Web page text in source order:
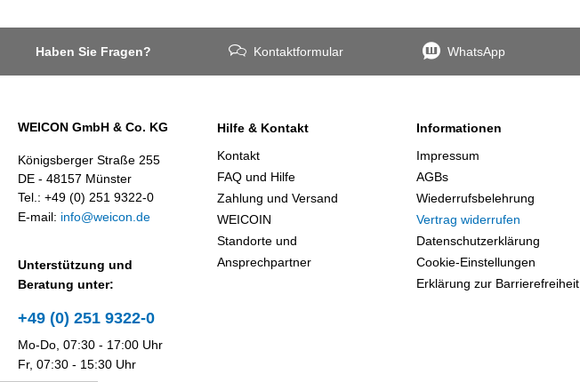
Haben Sie Fragen? Kontaktformular WhatsApp
WEICON GmbH & Co. KG
Königsberger Straße 255
DE - 48157 Münster
Tel.: +49 (0) 251 9322-0
E-mail: info@weicon.de
Unterstützung und
Beratung unter:
+49 (0) 251 9322-0
Mo-Do, 07:30 - 17:00 Uhr
Fr, 07:30 - 15:30 Uhr
Hilfe & Kontakt
Kontakt
FAQ und Hilfe
Zahlung und Versand
WEICOIN
Standorte und
Ansprechpartner
Informationen
Impressum
AGBs
Wiederrufsbelehrung
Vertrag widerrufen
Datenschutzerklärung
Cookie-Einstellungen
Erklärung zur Barrierefreiheit